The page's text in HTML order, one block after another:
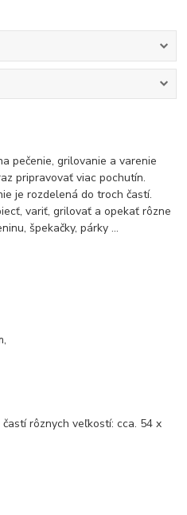
pečenie, grilovanie a varenie
pripravovať viac pochutín.
je rozdelená do troch častí.
variť, grilovať a opekať rôzne
špekačky, párky ...
rôznych veľkostí: cca. 54 x